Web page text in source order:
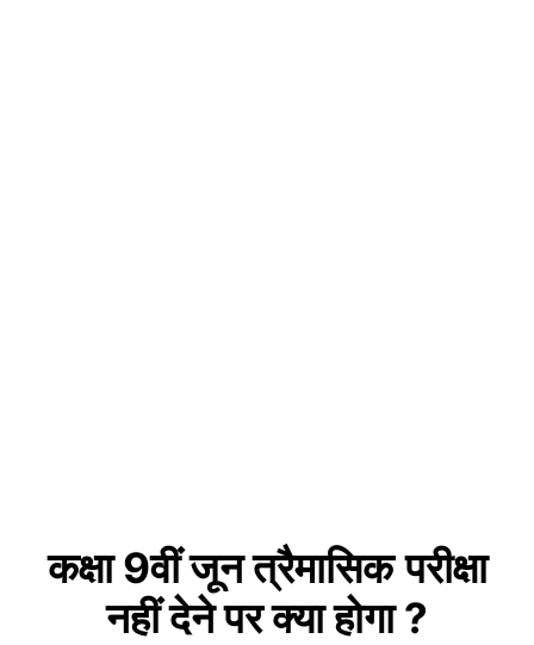
कक्षा 9वींजून त्रैमासिक परीक्षा
नहीं देने पर क्या होगा ?